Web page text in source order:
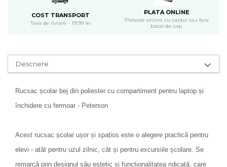
COST TRANSPORT
Taxa de livrare - 19.99 lei
PLATA ONLINE
Plateste online cu cardul tau fara
batai de cap.
Descriere
Rucsac școlar bej din poliester cu compartiment pentru laptop și
închidere cu fermoar - Peterson
Acest rucsac școlar ușor și spațios este o alegere practică pentru
elevi - atât pentru uzul zilnic, cât și pentru excursiile școlare. Se
remarcă prin designul său estetic și funcționalitatea ridicată, care